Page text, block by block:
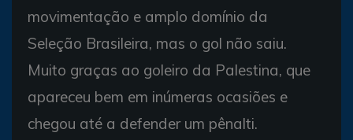
movimentação e amplo domínio da
Seleção Brasileira, mas o gol não saiu.
Muito graças ao goleiro da Palestina, que
apareceu bem em inúmeras ocasiões e
chegou até a defender um pênalti.